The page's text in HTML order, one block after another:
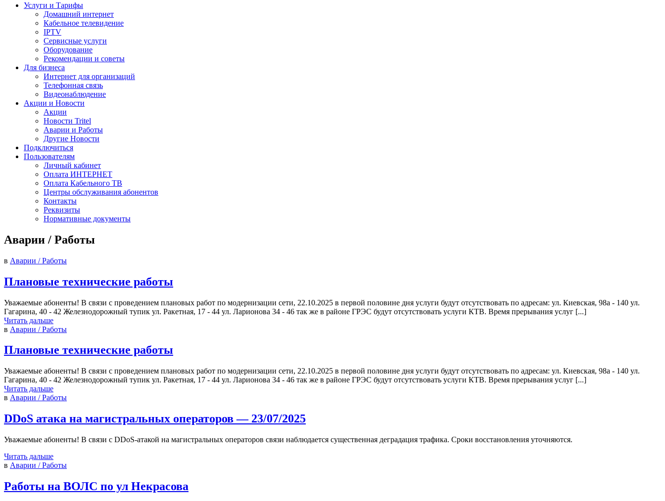
Услуги и Тарифы
Домашний интернет
Кабельное телевидение
IPTV
Сервисные услуги
Оборудование
Рекомендации и советы
Для бизнеса
Интернет для организаций
Телефонная связь
Видеонаблюдение
Акции и Новости
Акции
Новости Tritel
Аварии и Работы
Другие Новости
Подключиться
Пользователям
Личный кабинет
Оплата ИНТЕРНЕТ
Оплата Кабельного ТВ
Центры обслуживания абонентов
Контакты
Реквизиты
Нормативные документы
Аварии / Работы
в Аварии / Работы
Плановые технические работы
Уважаемые абоненты! В связи с проведением плановых работ по модернизации сети, 22.10.2025 в первой половине дня услуги будут отсутствовать по адресам: ул. Киевская, 98а - 140 ул.
Гагарина, 40 - 42 Железнодорожный тупик ул. Ракетная, 17 - 44 ул. Ларионова 34 - 46 так же в районе ГРЭС будут отсутствовать услуги КТВ. Время прерывания услуг [...]
Читать дальше
в Аварии / Работы
Плановые технические работы
Уважаемые абоненты! В связи с проведением плановых работ по модернизации сети, 22.10.2025 в первой половине дня услуги будут отсутствовать по адресам: ул. Киевская, 98а - 140 ул.
Гагарина, 40 - 42 Железнодорожный тупик ул. Ракетная, 17 - 44 ул. Ларионова 34 - 46 так же в районе ГРЭС будут отсутствовать услуги КТВ. Время прерывания услуг [...]
Читать дальше
в Аварии / Работы
DDoS атака на магистральных операторов — 23/07/2025
Уважаемые абоненты! В связи с DDoS-атакой на магистральных операторов связи наблюдается существенная деградация трафика. Сроки восстановления уточняются.
Читать дальше
в Аварии / Работы
Работы на ВОЛС по ул Некрасова